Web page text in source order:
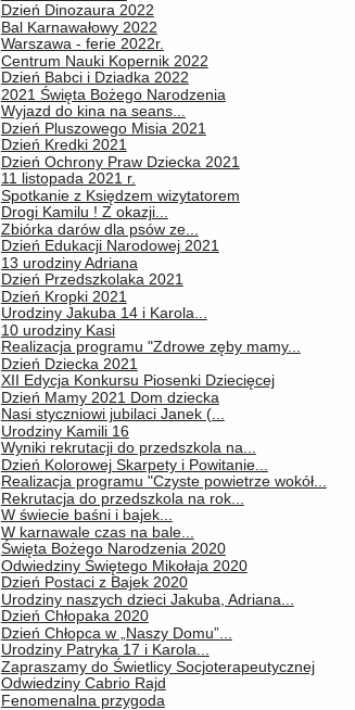
Dzień Dinozaura 2022
Bal Karnawałowy 2022
Warszawa - ferie 2022r.
Centrum Nauki Kopernik 2022
Dzień Babci i Dziadka 2022
2021 Święta Bożego Narodzenia
Wyjazd do kina na seans...
Dzień Pluszowego Misia 2021
Dzień Kredki 2021
Dzień Ochrony Praw Dziecka 2021
11 listopada 2021 r.
Spotkanie z Księdzem wizytatorem
Drogi Kamilu ! Z okazji...
Zbiórka darów dla psów ze...
Dzień Edukacji Narodowej 2021
13 urodziny Adriana
Dzień Przedszkolaka 2021
Dzień Kropki 2021
Urodziny Jakuba 14 i Karola...
10 urodziny Kasi
Realizacja programu "Zdrowe zęby mamy...
Dzień Dziecka 2021
XII Edycja Konkursu Piosenki Dziecięcej
Dzień Mamy 2021 Dom dziecka
Nasi styczniowi jubilaci Janek (...
Urodziny Kamili 16
Wyniki rekrutacji do przedszkola na...
Dzień Kolorowej Skarpety i Powitanie...
Realizacja programu "Czyste powietrze wokół...
Rekrutacja do przedszkola na rok...
W świecie baśni i bajek...
W karnawale czas na bale...
Święta Bożego Narodzenia 2020
Odwiedziny Świętego Mikołaja 2020
Dzień Postaci z Bajek 2020
Urodziny naszych dzieci Jakuba, Adriana...
Dzień Chłopaka 2020
Dzień Chłopca w „Naszy Domu”...
Urodziny Patryka 17 i Karola...
Zapraszamy do Świetlicy Socjoterapeutycznej
Odwiedziny Cabrio Rajd
Fenomenalna przygoda